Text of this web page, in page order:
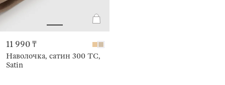
11 990 ₸
Наволочка, сатин 300 ТС,
Satin